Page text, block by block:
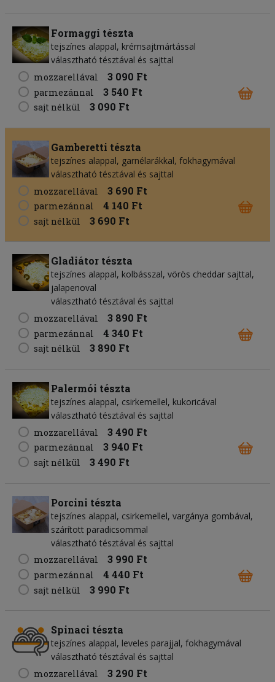
Formaggi tészta
tejszínes alappal, krémsajtmártással
választható tésztával és sajttal
mozzarellával
3 090 Ft
parmezánnal 3 540 Ft
sajt nélkül 3 090 Ft
Gamberetti tészta
tejszínes alappal, garnélarákkal, fokhagymával
választható tésztával és sajttal
mozzarellával
3 690 Ft
parmezánnal 4 140 Ft
sajt nélkül 3 690 Ft
Gladiátor tészta
tejszínes alappal, kolbásszal, vörös cheddar sajttal,
jalapenoval
választható tésztával és sajttal
mozzarellával
3 890 Ft
parmezánnal 4 340 Ft
sajt nélkül 3 890 Ft
Palermói tészta
tejszínes alappal, csirkemellel, kukoricával
választható tésztával és sajttal
mozzarellával
3 490 Ft
parmezánnal 3 940 Ft
sajt nélkül 3 490 Ft
Porcini tészta
tejszínes alappal, csirkemellel, vargánya gombával,
szárított paradicsommal
választható tésztával és sajttal
mozzarellával
3 990 Ft
parmezánnal 4 440 Ft
sajt nélkül 3 990 Ft
Spinaci tészta
tejszínes alappal, leveles parajjal, fokhagymával
választható tésztával és sajttal
mozzarellával
3 290 Ft